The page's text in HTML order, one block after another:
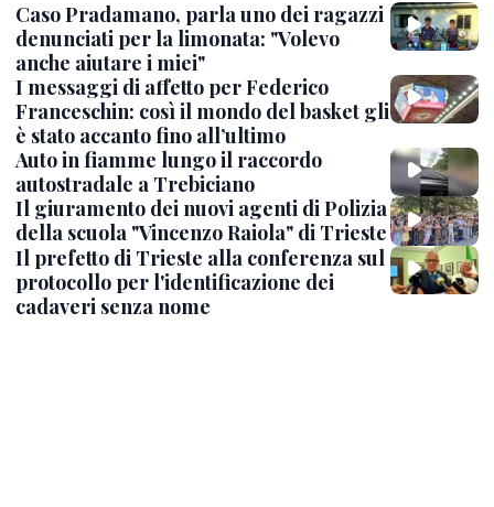
Caso Pradamano, parla uno dei ragazzi
denunciati per la limonata: "Volevo
anche aiutare i miei"
I messaggi di affetto per Federico
Franceschin: così il mondo del basket gli
è stato accanto fino all’ultimo
Auto in fiamme lungo il raccordo
autostradale a Trebiciano
Il giuramento dei nuovi agenti di Polizia
della scuola "Vincenzo Raiola" di Trieste
Il prefetto di Trieste alla conferenza sul
protocollo per l'identificazione dei
cadaveri senza nome